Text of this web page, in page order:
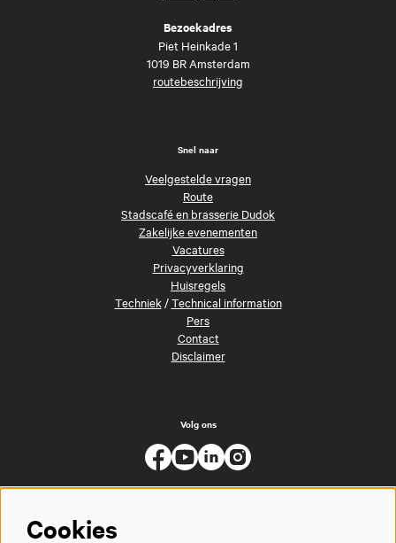
Bezoekadres
Piet Heinkade 1
1019 BR Amsterdam
routebeschrijving
Snel naar
Veelgestelde vragen
Route
Stadscafé en brasserie Dudok
Zakelijke evenementen
Vacatures
Privacyverklaring
Huisregels
Techniek/Technical information
Pers
Contact
Disclaimer
Volg ons
Cookies